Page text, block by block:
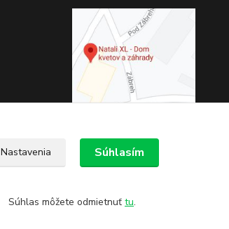
Nastavenia Súhlasím
Súhlas môžete odmietnuť tu.